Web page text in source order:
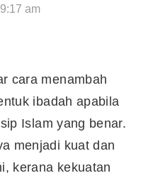
am
cara menambah
ibadah apabila
Islam yang benar.
menjadi kuat dan
kerana kekuatan